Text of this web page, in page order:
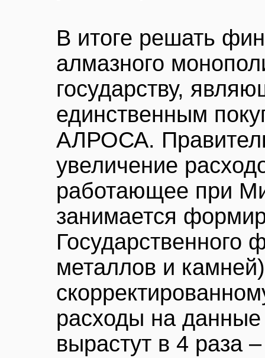
В итоге решать
алмазного
государству,
единственным
АЛРОСА.
увеличение
работающее при
занимается
Государственного
металлов и
расходы на
вырастут в 4 раза